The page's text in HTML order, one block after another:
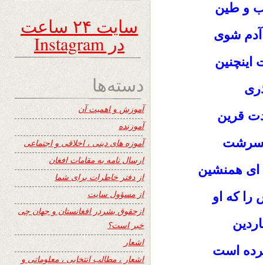
و طین
شوی
قرین
سرشت
ای همنشین
که او
است
سایت ۲۴ ساعت
در Instagram
دسته‌ها
آموزش و اهمیت آن
آموزنده
آموزه های دینی ، اخلاقی و اجتماعی
ارسال نامه به مقامات افغان
از دفتر خاطرات برای شما
از مسؤول سایت
ازحقوق بشردر افغانستان و جهان چی
خبر است؟
اشعار
اشعار ، مطالب انتخابی ، معلوماتی و